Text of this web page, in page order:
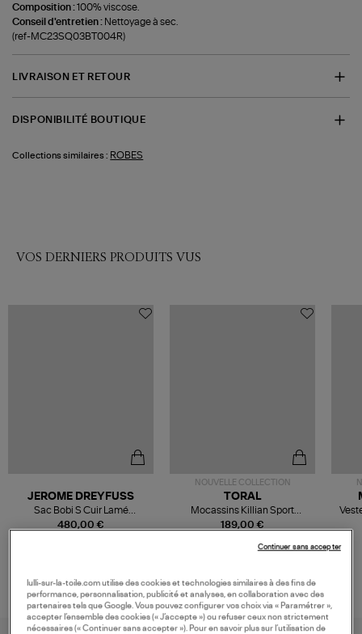
Composition :100% viscose.
Conseil d'entretien : Nettoyage à sec.
(ref-MC23SQ03BT004R)
LIVRAISON ET RETOUR
DISPONIBILITÉ BOUTIQUE
Collections similaires : ROBES
VOS DERNIERS PRODUITS VUS
480,00 €
JEROME DREYFUSS
Sac Bobi S Cuir Lamé
Champagne
NOUVELLE COLLECTION
189,00 €
TORAL
Mocassins Killian Sport
Mousse
lulli-sur-la-toile.com utilise des cookies et technologies similaires à des fins de
performance, personnalisation, publicité et analyses, en collaboration avec des
partenaires tels que Google. Vous pouvez configurer vos choix via « Paramétrer »,
accepter l’ensemble des cookies (« J’accepte ») ou refuser ceux non strictement
nécessaires (« Continuer sans accepter »). Pour en savoir plus sur l’utilisation de
Continuer sans accepter